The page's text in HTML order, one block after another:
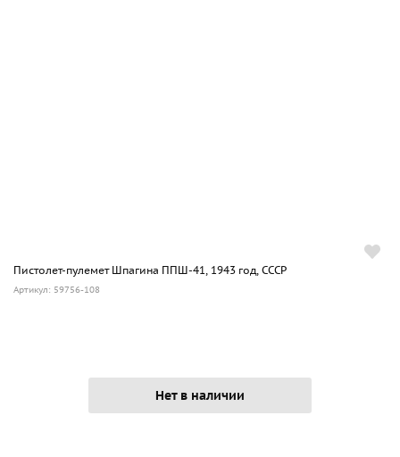
Пистолет-пулемет Шпагина ППШ-41, 1943 год, СССР
Артикул: 59756-108
Нет в наличии